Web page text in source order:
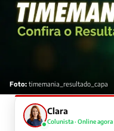
Foto: timemania_resultado_capa
Clara
Colunista · Online agora